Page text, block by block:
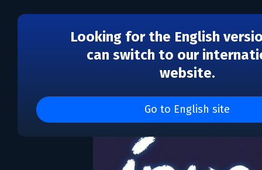
Looking for the English
can switch to our
website.
Go to English site
Inua - A Story in Ice